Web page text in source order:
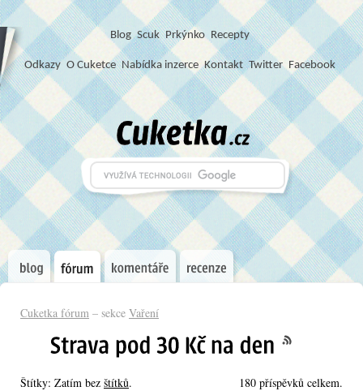
Blog Scuk Prkýnko Recepty
Odkazy O Cuketce Nabídka inzerce Kontakt Twitter Facebook
Cuketka fórum – sekce Vaření
Štítky: Zatím bez štítků.
180 příspěvků celkem.